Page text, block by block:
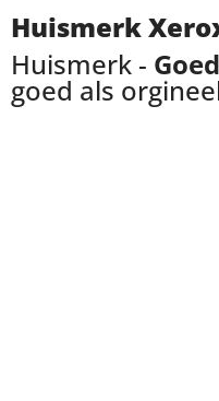
Huismerk
Huismerk -
goed als